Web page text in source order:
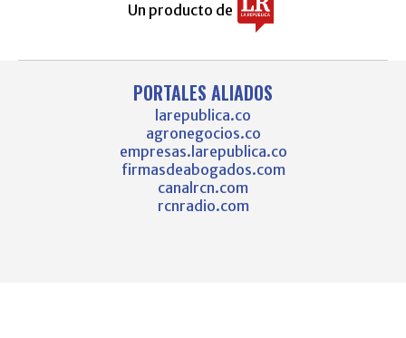
Un producto de
PORTALES ALIADOS
larepublica.co
agronegocios.co
empresas.larepublica.co
firmasdeabogados.com
canalrcn.com
rcnradio.com